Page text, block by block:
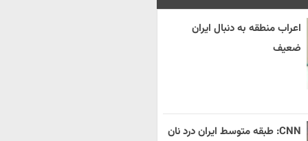
اعراب منطقه به دنبال ایران
ضعیف
CNN: طبقه متوسط ایران درد نان